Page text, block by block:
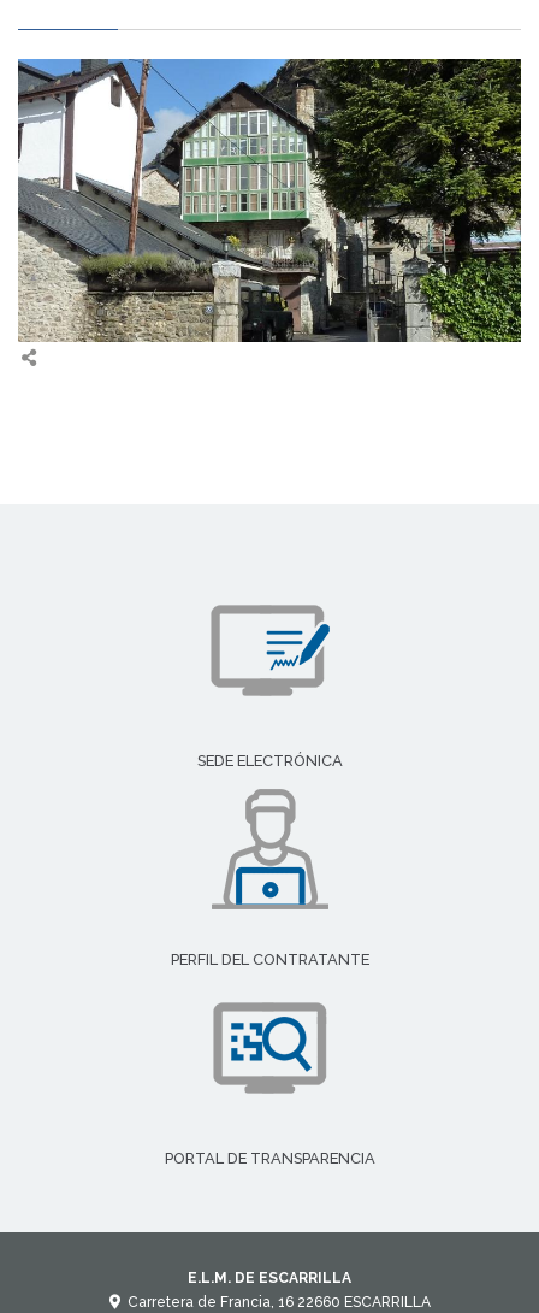
SEDE ELECTRÓNICA
PERFIL DEL CONTRATANTE
PORTAL DE TRANSPARENCIA
E.L.M. DE ESCARRILLA
Carretera de Francia, 16 22660 ESCARRILLA